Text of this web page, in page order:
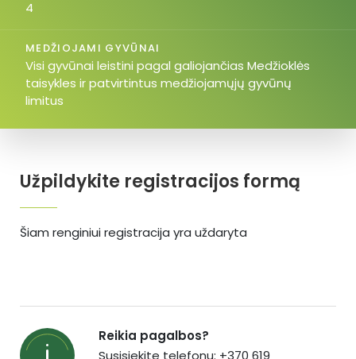
Užpildykite registracijos formą
Šiam renginiui registracija yra uždaryta
4
MEDŽIOJAMI GYVŪNAI
Visi gyvūnai leistini pagal galiojančias Medžioklės
taisykles ir patvirtintus medžiojamųjų gyvūnų
limitus
Reikia pagalbos?
Susisiekite telefonu: +370 619